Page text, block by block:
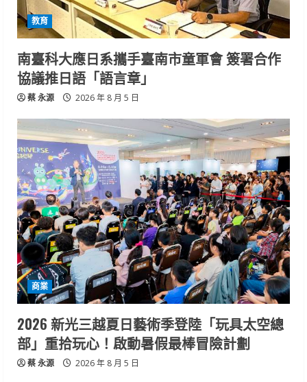
教育
南臺科大應日系攜手臺南市童軍會 簽署合作
協議推日語「語言章」
蔡 永源 2026 年 8 月 5 日
商業
2026 新光三越夏日藝術季登陸「玩具太空總
部」重拾玩心！啟動暑假最棒冒險計劃
蔡 永源 2026 年 8 月 5 日